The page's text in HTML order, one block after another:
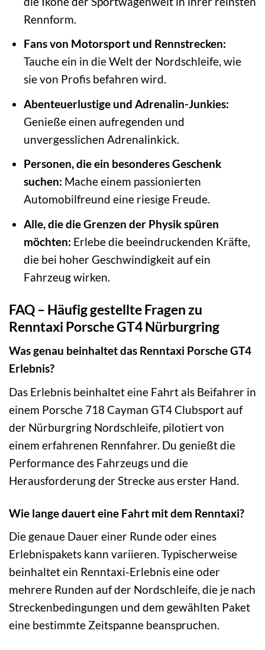
Rennform.
Fans von Motorsport und Rennstrecken:
Tauche ein in die Welt der Nordschleife, wie
sie von Profis befahren wird.
Abenteuerlustige und Adrenalin-Junkies:
Genieße einen aufregenden und
unvergesslichen Adrenalinkick.
Personen, die ein besonderes Geschenk
suchen: Mache einem passionierten
Automobilfreund eine riesige Freude.
Alle, die die Grenzen der Physik spüren
möchten: Erlebe die beeindruckenden Kräfte,
die bei hoher Geschwindigkeit auf ein
Fahrzeug wirken.
FAQ – Häufig gestellte Fragen zu
Renntaxi Porsche GT4 Nürburgring
Was genau beinhaltet das Renntaxi Porsche GT4
Erlebnis?
Das Erlebnis beinhaltet eine Fahrt als Beifahrer in
einem Porsche 718 Cayman GT4 Clubsport auf
der Nürburgring Nordschleife, pilotiert von
einem erfahrenen Rennfahrer. Du genießt die
Performance des Fahrzeugs und die
Herausforderung der Strecke aus erster Hand.
Wie lange dauert eine Fahrt mit dem Renntaxi?
Die genaue Dauer einer Runde oder eines
Erlebnispakets kann variieren. Typischerweise
beinhaltet ein Renntaxi-Erlebnis eine oder
mehrere Runden auf der Nordschleife, die je nach
Streckenbedingungen und dem gewählten Paket
eine bestimmte Zeitspanne beanspruchen.